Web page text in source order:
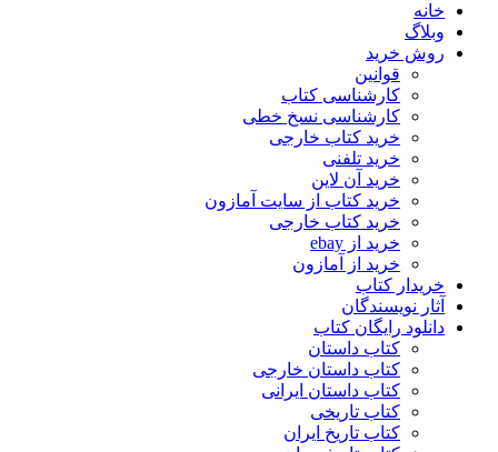
خانه
وبلاگ
روش خرید
قوانین
کارشناسی کتاب
کارشناسی نسخ خطی
خرید کتاب خارجی
خرید تلفنی
خرید آن لاین
خرید کتاب از سایت آمازون
خرید کتاب خارجی
خرید از ebay
خرید از آمازون
خریدار کتاب
آثار نویسندگان
دانلود رایگان کتاب
کتاب داستان
کتاب داستان خارجی
کتاب داستان ایرانی
کتاب تاریخی
کتاب تاریخ ایران